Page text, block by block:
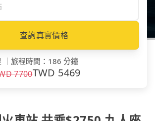
查詢真實價格
旅程時間 ： 186 分鐘
7700TWD 5469